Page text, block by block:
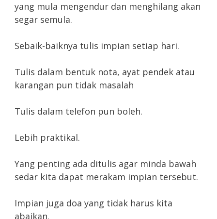
yang mula mengendur dan menghilang akan
segar semula.
Sebaik-baiknya tulis impian setiap hari.
Tulis dalam bentuk nota, ayat pendek atau
karangan pun tidak masalah
Tulis dalam telefon pun boleh.
Lebih praktikal.
Yang penting ada ditulis agar minda bawah
sedar kita dapat merakam impian tersebut.
Impian juga doa yang tidak harus kita
abaikan.